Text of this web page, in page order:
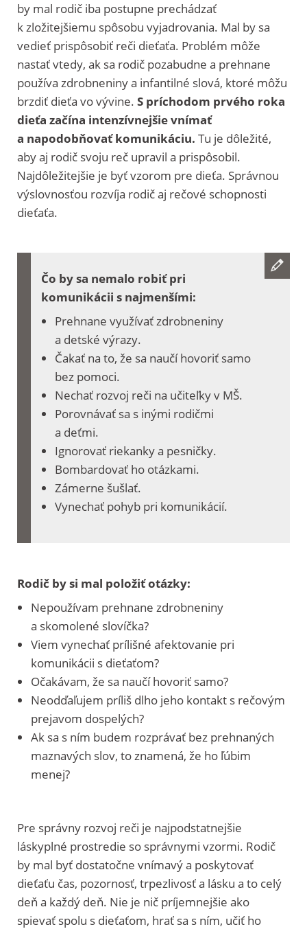
by mal rodič iba postupne prechádzať
k zložitejšiemu spôsobu vyjadrovania. Mal by sa
vedieť prispôsobiť reči dieťaťa. Problém môže
nastať vtedy, ak sa rodič pozabudne a prehnane
používa zdrobneniny a infantilné slová, ktoré môžu
brzdiť dieťa vo vývine. S príchodom prvého roka
dieťa začína intenzívnejšie vnímať
a napodobňovať komunikáciu. Tu je dôležité,
aby aj rodič svoju reč upravil a prispôsobil.
Najdôležitejšie je byť vzorom pre dieťa. Správnou
výslovnosťou rozvíja rodič aj rečové schopnosti
dieťaťa.
Čo by sa nemalo robiť pri
komunikácii s najmenšími:
Prehnane využívať zdrobneniny
a detské výrazy.
Čakať na to, že sa naučí hovoriť samo
bez pomoci.
Nechať rozvoj reči na učiteľky v MŠ.
Porovnávať sa s inými rodičmi
a deťmi.
Ignorovať riekanky a pesničky.
Bombardovať ho otázkami.
Zámerne šušlať.
Vynechať pohyb pri komunikácií.
Rodič by si mal položiť otázky:
Nepoužívam prehnane zdrobneniny
a skomolené slovíčka?
Viem vynechať prílišné afektovanie pri
komunikácii s dieťaťom?
Očakávam, že sa naučí hovoriť samo?
Neodďaľujem príliš dlho jeho kontakt s rečovým
prejavom dospelých?
Ak sa s ním budem rozprávať bez prehnaných
maznavých slov, to znamená, že ho ľúbim
menej?
Pre správny rozvoj reči je najpodstatnejšie
láskyplné prostredie so správnymi vzormi. Rodič
by mal byť dostatočne vnímavý a poskytovať
dieťaťu čas, pozornosť, trpezlivosť a lásku a to celý
deň a každý deň. Nie je nič príjemnejšie ako
spievať spolu s dieťaťom, hrať sa s ním, učiť ho